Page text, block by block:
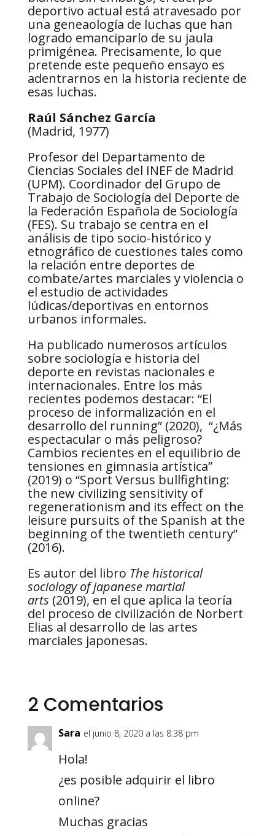
deportivo actual está atravesado por
una geneaología de luchas que han
logrado emanciparlo de su jaula
primigénea. Precisamente, lo que
pretende este pequeño ensayo es
adentrarnos en la historia reciente de
esas luchas.
Raúl Sánchez García
(Madrid, 1977)
Profesor del Departamento de
Ciencias Sociales del INEF de Madrid
(UPM). Coordinador del Grupo de
Trabajo de Sociología del Deporte de
la Federación Española de Sociología
(FES). Su trabajo se centra en el
análisis de tipo socio-histórico y
etnográfico de cuestiones tales como
la relación entre deportes de
combate/artes marciales y violencia o
el estudio de actividades
lúdicas/deportivas en entornos
urbanos informales.
Ha publicado numerosos artículos
sobre sociología e historia del
deporte en revistas nacionales e
internacionales. Entre los más
recientes podemos destacar: “El
proceso de informalización en el
desarrollo del running” (2020), “¿Más
espectacular o más peligroso?
Cambios recientes en el equilibrio de
tensiones en gimnasia artística”
(2019) o “Sport Versus bullfighting:
the new civilizing sensitivity of
regenerationism and its effect on the
leisure pursuits of the Spanish at the
beginning of the twentieth century”
(2016).
Es autor del libro The historical
sociology of japanese martial
arts (2019), en el que aplica la teoría
del proceso de civilización de Norbert
Elias al desarrollo de las artes
marciales japonesas.
2 Comentarios
Sara el junio 8, 2020 a las 8:38 pm
Hola!
¿es posible adquirir el libro
online?
Muchas gracias